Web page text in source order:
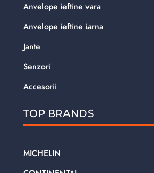
Anvelope ieftine vara
Anvelope ieftine iarna
Jante
Senzori
Accesorii
TOP BRANDS
MICHELIN